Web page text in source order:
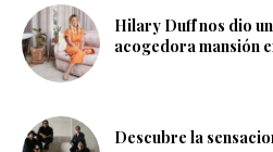
Hilary Duff nos dio
acogedora mansión
Descubre la